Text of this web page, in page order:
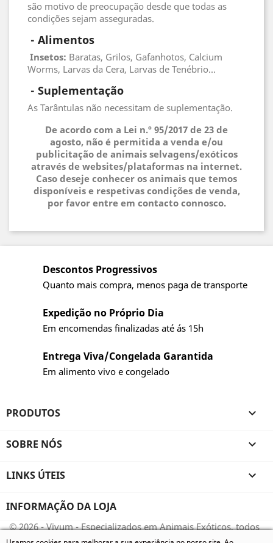
são motivo de preocupação desde que todas as
condições sejam asseguradas.
- Alimentos
Insetos: Baratas, Grilos, Gafanhotos, Calcium
Worms, Larvas da Cera, Larvas de Tenébrio...
- Suplementação
As Tarântulas não necessitam de suplementação.
De acordo com a Lei n.º 95/2017 de 23 de
agosto, não é permitida a venda e/ou
publicitação de animais selvagens/exóticos
através de websites/plataformas na internet.
Caso deseje conhecer os animais que temos
disponíveis e respetivas condições de venda,
por favor entre em contacto connosco.
Descontos Progressivos
Quanto mais compra, menos paga de transporte
Expedição no Próprio Dia
Em encomendas finalizadas até ás 15h
Entrega Viva/Congelada Garantida
Em alimento vivo e congelado
PRODUTOS 
SOBRE NÓS 
LINKS ÚTEIS 
INFORMAÇÃO DA LOJA
© 2026 - Vivum - Especializados em Animais Exóticos, todos
os direitos reservados.